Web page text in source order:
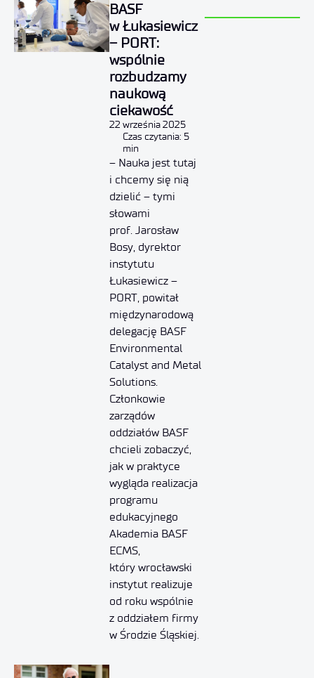
BASF
w Łukasiewicz
– PORT:
wspólnie
rozbudzamy
naukową
ciekawość
22 września 2025
Czas czytania: 5
min
– Nauka jest tutaj
i chcemy się nią
dzielić – tymi
słowami
prof. Jarosław
Bosy, dyrektor
instytutu
Łukasiewicz –
PORT, powitał
międzynarodową
delegację BASF
Environmental
Catalyst and Metal
Solutions.
Członkowie
zarządów
oddziałów BASF
chcieli zobaczyć,
jak w praktyce
wygląda realizacja
programu
edukacyjnego
Akademia BASF
ECMS,
który wrocławski
instytut realizuje
od roku wspólnie
z oddziałem firmy
w Środzie Śląskiej.